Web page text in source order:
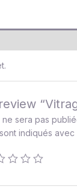
sera pas
indiqués avec